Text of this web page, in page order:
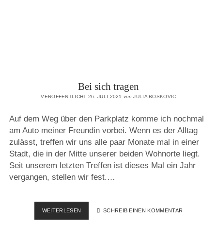
Bei sich tragen
VERÖFFENTLICHT 26. JULI 2021von JULIA BOSKOVIC
Auf dem Weg über den Parkplatz komme ich nochmal
am Auto meiner Freundin vorbei. Wenn es der Alltag
zulässt, treffen wir uns alle paar Monate mal in einer
Stadt, die in der Mitte unserer beiden Wohnorte liegt.
Seit unserem letzten Treffen ist dieses Mal ein Jahr
vergangen, stellen wir fest.…
WEITERLESEN
SICH
SCHREIB EINEN KOMMENTAR